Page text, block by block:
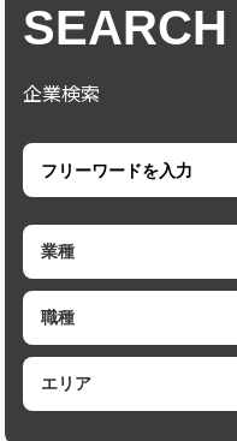
SEARCH
企業検索